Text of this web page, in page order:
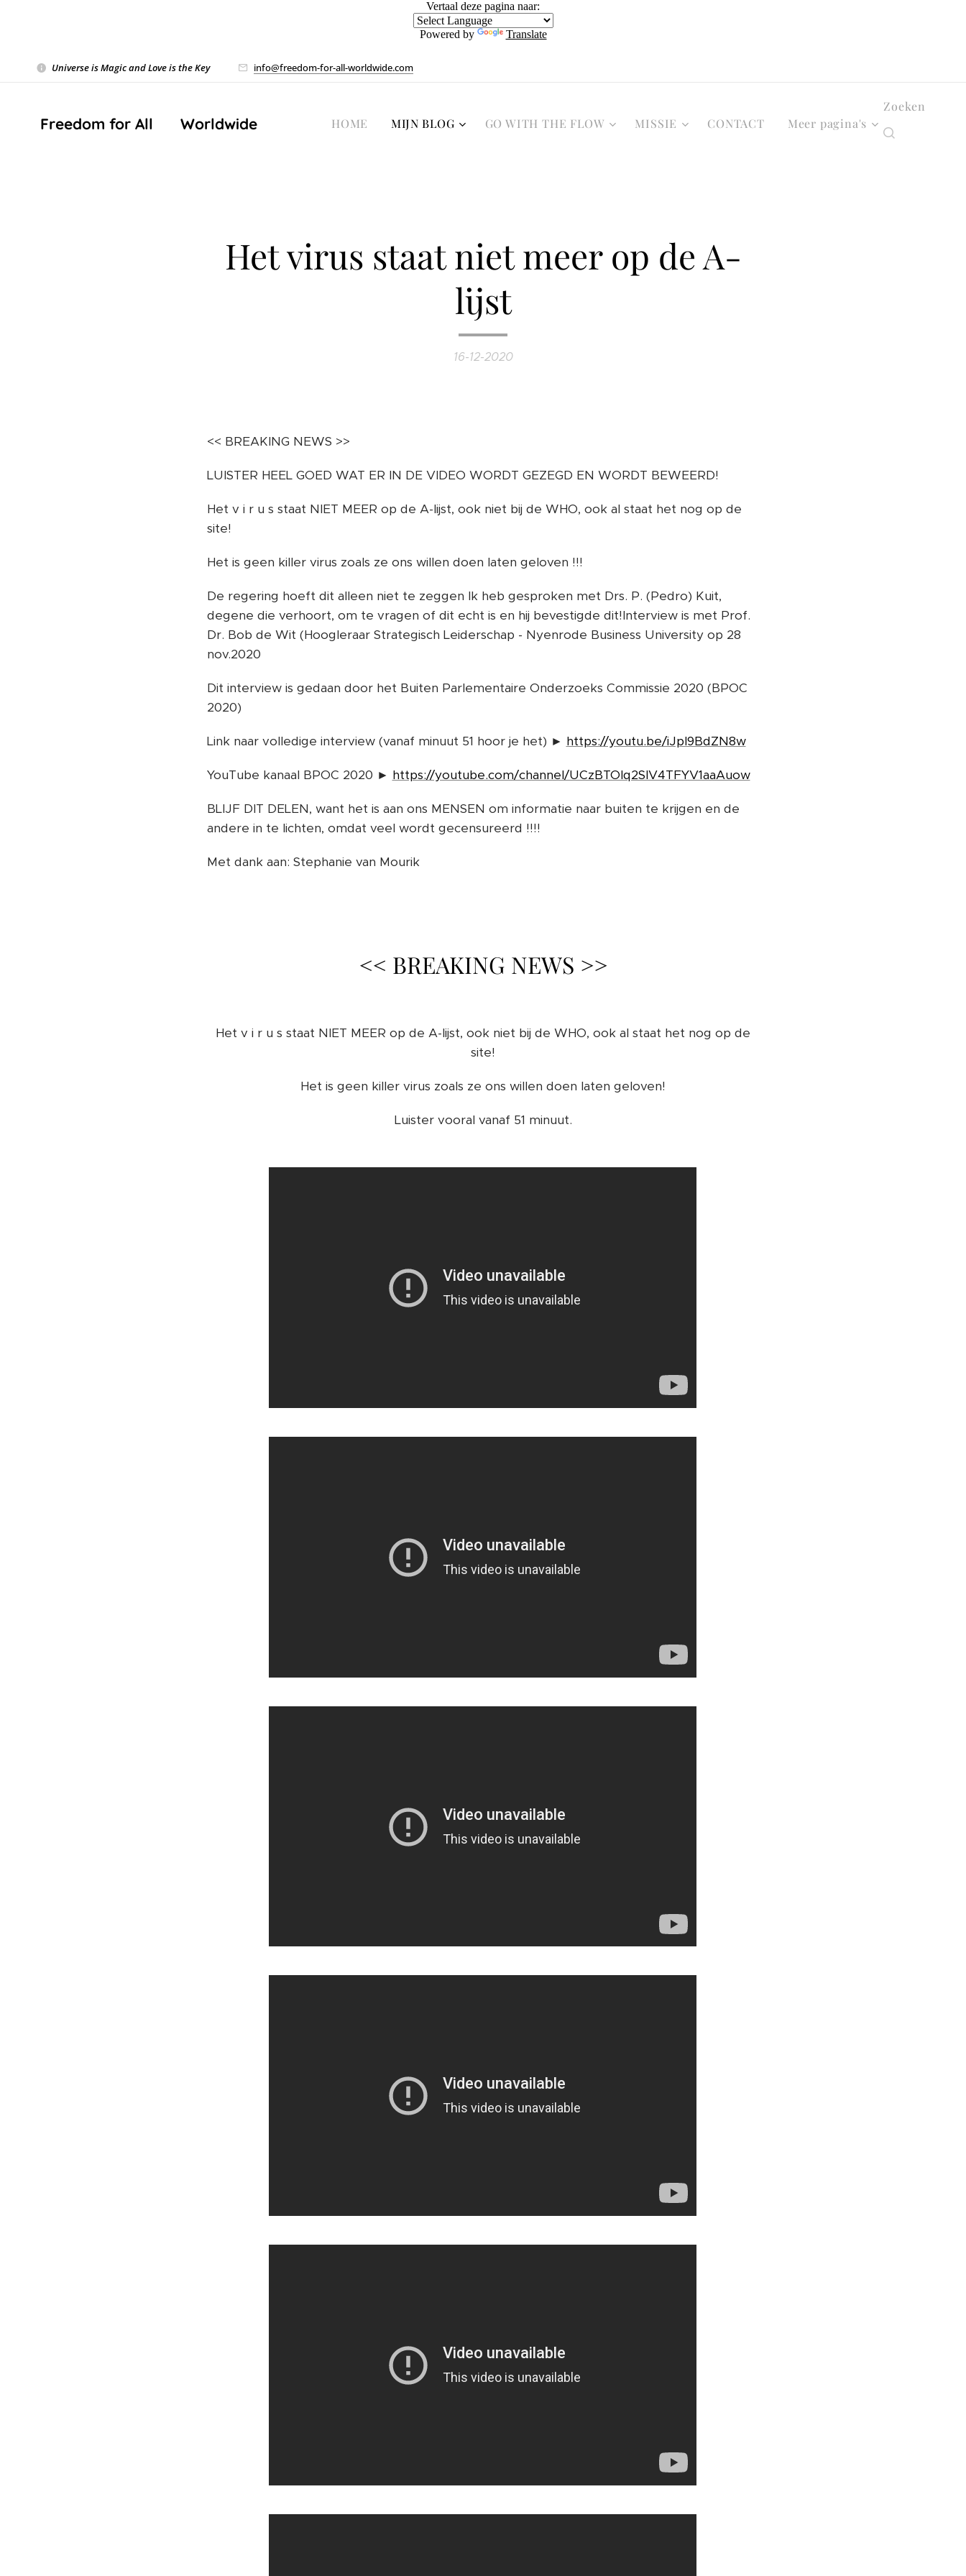
Vertaal deze pagina naar:
Powered by Translate
Universe is Magic and Love is the Key❤️ info@freedom-for-all-worldwide.com
Freedom for All ❤️ Worldwide HOME MIJN BLOG GO WITH THE FLOW MISSIE CONTACT Meer pagina's
Zoeken
Het virus staat niet meer op de A-
lijst
16-12-2020
<< BREAKING NEWS >>
LUISTER HEEL GOED WAT ER IN DE VIDEO WORDT GEZEGD EN WORDT BEWEERD!
Het v i r u s staat NIET MEER op de A-lijst, ook niet bij de WHO, ook al staat het nog op de
site!
Het is geen killer virus zoals ze ons willen doen laten geloven !!!
De regering hoeft dit alleen niet te zeggen Ik heb gesproken met Drs. P. (Pedro) Kuit,
degene die verhoort, om te vragen of dit echt is en hij bevestigde dit!Interview is met Prof.
Dr. Bob de Wit (Hoogleraar Strategisch Leiderschap - Nyenrode Business University op 28
nov.2020
Dit interview is gedaan door het Buiten Parlementaire Onderzoeks Commissie 2020 (BPOC
2020)
Link naar volledige interview (vanaf minuut 51 hoor je het) ► https://youtu.be/iJpl9BdZN8w
YouTube kanaal BPOC 2020 ► https://youtube.com/channel/UCzBTOlq2SlV4TFYV1aaAuow
BLIJF DIT DELEN, want het is aan ons MENSEN om informatie naar buiten te krijgen en de
andere in te lichten, omdat veel wordt gecensureerd !!!!
Met dank aan: Stephanie van Mourik
<< BREAKING NEWS >>
Het v i r u s staat NIET MEER op de A-lijst, ook niet bij de WHO, ook al staat het nog op de
site!
Het is geen killer virus zoals ze ons willen doen laten geloven!
Luister vooral vanaf 51 minuut.